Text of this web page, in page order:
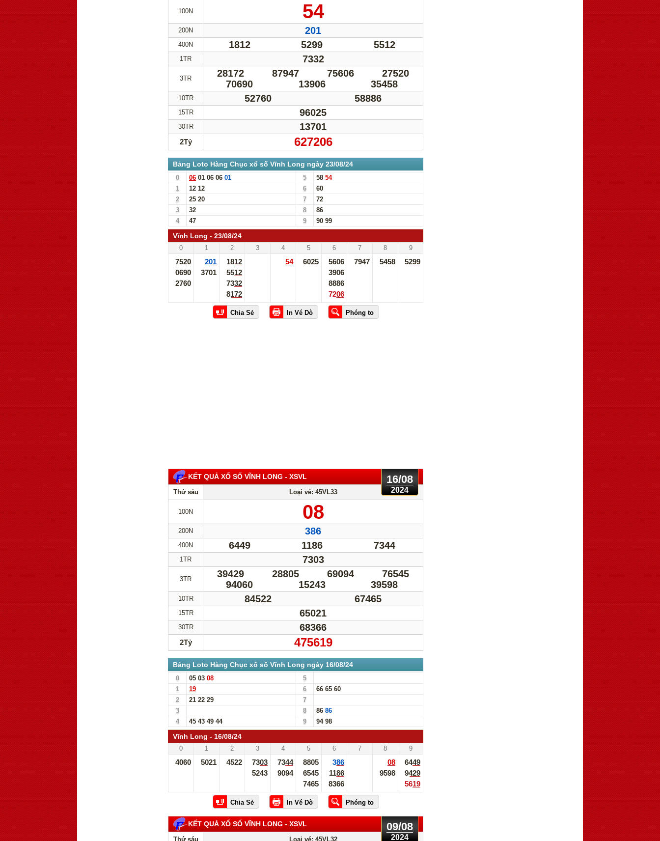
100N 54
200N 201
400N 1812 5299 5512
1TR 7332
3TR 28172 87947 75606
27520
70690
13906 35458
10TR 52760 58886
15TR 96025
30TR 13701
2Tỷ 627206
Bảng Loto Hàng Chục xổ số Vĩnh Long ngày 23/08/24
0 06 01 06 06 01 5 58 54
1
12 12 6
60
2
25 20 7
72
3
32 8
86
4
47 9 90 99
Vĩnh Long - 23/08/24
0 1 2 3 4 5 6 7 8 9
7520
0690
2760
201
3701
1812
5512
7332
8172
54 6025
5606
3906
8886
7206
7947 5458 5299
KẾT QUẢ XỔ SỐ VĨNH LONG - XSVL 16/08
2024
Thứ sáu Loại vé: 45VL33
100N 08
200N 386
400N 6449 1186 7344
1TR 7303
3TR 39429 28805 69094
76545
94060
15243 39598
10TR 84522 67465
15TR 65021
30TR 68366
2Tỷ 475619
Bảng Loto Hàng Chục xổ số Vĩnh Long ngày 16/08/24
0 05 03 08
5
1
19 6 66 65 60
2
21 22 29
7
3
8 86 86
4
45 43 49 44 9 94 98
Vĩnh Long - 16/08/24
0 1 2 3 4 5 6 7 8 9
4060 5021 4522
7303
5243
7344
9094
8805
6545
7465
386
1186
8366
08
9598
6449
9429
5619
KẾT QUẢ XỔ SỐ VĨNH LONG - XSVL 09/08
2024
Thứ sáu Loại vé: 45VL32